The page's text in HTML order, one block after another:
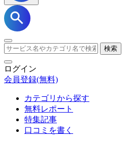
検索
ログイン
会員登録(無料)
カテゴリから探す
無料レポート
特集記事
口コミを書く